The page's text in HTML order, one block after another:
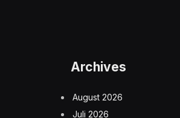
Archives
August 2026
Juli 2026